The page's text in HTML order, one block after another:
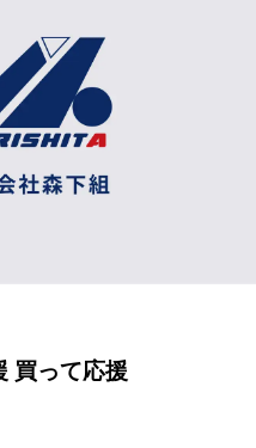
買って応援